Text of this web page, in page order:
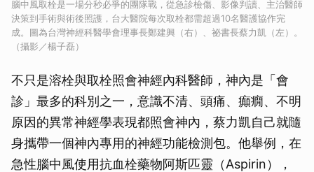
腦中風取栓是一場分秒必爭的團隊戰，從急診檢傷、影像判讀、主治醫師
決策到手術與術後照護，台大醫院每次取栓都需超過10名醫護協作完
成。圖為台灣神經科醫學會理事長鄭建興（右）、祕書長蔡力凱（左）。
（攝影／楊子磊）
不只是溶栓與取栓照會神經內科醫師，神內是「會
診」最多的科別之一，意識不清、頭痛、癲癇、不明
原因的異常神經學表現都照會神內，蔡力凱自己就隨
身攜帶一個神內專用的神經功能檢測包。他舉例，在
急性腦中風使用抗血栓藥物阿斯匹靈（Aspirin），